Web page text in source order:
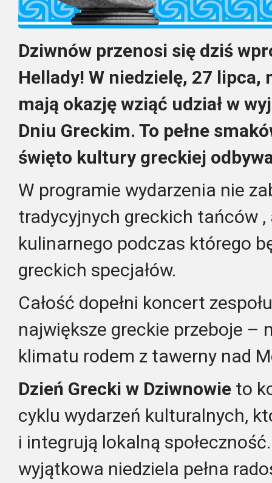
Dziwnów przenosi się dziś
Hellady! W niedzielę, 27
mają okazję wziąć udział w
Dniu Greckim. To pełne
święto kultury greckiej
W programie wydarzenia nie
tradycyjnych greckich tańców
kulinarnego podczas którego
greckich specjałów.
Całość dopełni koncert
największe greckie przeboje –
klimatu rodem z tawerny nad
Dzień Grecki w Dziwnowie to
cyklu wydarzeń kulturalnych,
i integrują lokalną
wyjątkowa niedziela pełna